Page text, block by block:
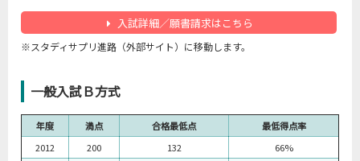
入試詳細／願書請求はこちら
※スタディサプリ進路（外部サイト）に移動します。
一般入試Ｂ方式
年度 満点 合格最低点
最低得点率
2012
200 132
66%